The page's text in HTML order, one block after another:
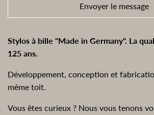
Envoyer le message
Stylos à bille "Made in Germany". La
125 ans.
Développement, conception et
même toit.
Vous êtes curieux ? Nous vous tenons